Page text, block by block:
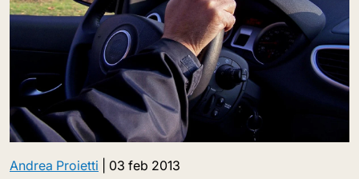
Andrea Proietti 03 feb 2013